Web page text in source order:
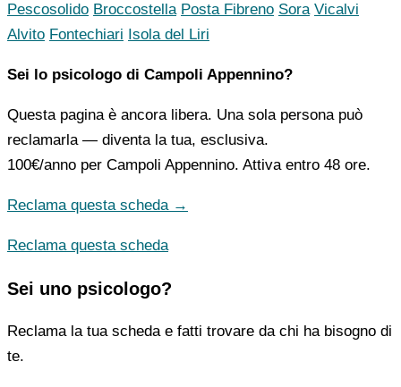
Pescosolido Broccostella Posta Fibreno Sora Vicalvi
Alvito Fontechiari Isola del Liri
Sei lo psicologo di Campoli Appennino?
Questa pagina è ancora libera. Una sola persona può
reclamarla — diventa la tua, esclusiva.
100€/anno per Campoli Appennino. Attiva entro 48 ore.
Reclama questa scheda →
Reclama questa scheda
Sei uno psicologo?
Reclama la tua scheda e fatti trovare da chi ha bisogno di
te.